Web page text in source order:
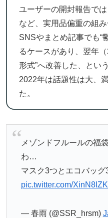
ユーザーの開封報告で
など、実用品偏重の組み
SNSやまとめ記事でも“
るケースがあり、翌年
形式”へ改善した、とい
2022年は話題性は大、
た。
メゾンドフルールの福
わ…
マスク3つとエコバッ
pic.twitter.com/
— 春雨 (@SSR_hrsm)